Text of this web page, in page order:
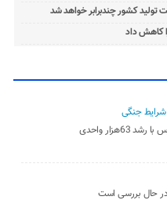
کشور چندبرابر خواهد شد
کاهش داد
جنگی
واحدی
در حال بررسی است